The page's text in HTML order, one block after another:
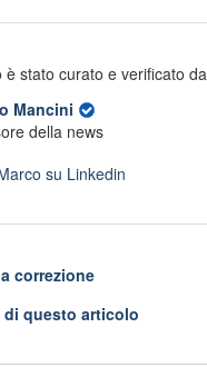
è stato curato e verificato da
Mancini
della news
su Linkedin
correzione
questo articolo